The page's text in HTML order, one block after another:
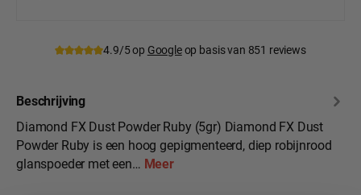
4.9/5 op Googleop basis van 851 reviews
Beschrijving
Diamond FX Dust Powder Ruby (5gr) Diamond FX Dust
Powder Ruby is een hoog gepigmenteerd, diep robijnrood
glanspoeder met een… Meer